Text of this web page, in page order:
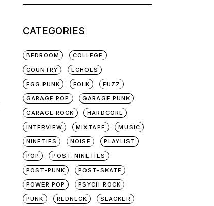
CATEGORIES
BEDROOM
COLLEGE
COUNTRY
ECHOES
EGG PUNK
FOLK
FUZZ
GARAGE POP
GARAGE PUNK
GARAGE ROCK
HARDCORE
INTERVIEW
MIXTAPE
MUSIC
NINETIES
NOISE
PLAYLIST
POP
POST-NINETIES
POST-PUNK
POST-SKATE
POWER POP
PSYCH ROCK
PUNK
REDNECK
SLACKER